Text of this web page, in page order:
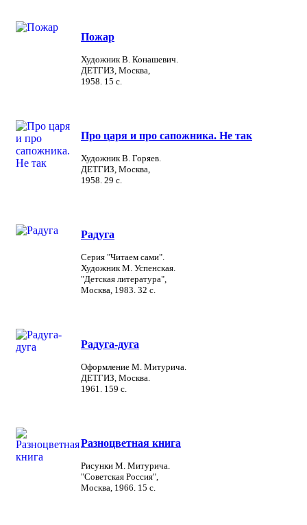
Пожар
Художник В. Конашевич.
ДЕТГИЗ, Москва,
1958. 15 с.
Про царя и про сапожника. Не так
Художник В. Горяев.
ДЕТГИЗ, Москва,
1958. 29 с.
Радуга
Серия "Читаем сами".
Художник М. Успенская.
"Детская литература",
Москва, 1983. 32 с.
Радуга-дуга
Оформление М. Митурича.
ДЕТГИЗ, Москва.
1961. 159 с.
Разноцветная книга
Рисунки М. Митурича.
"Советская Россия",
Москва, 1966. 15 с.